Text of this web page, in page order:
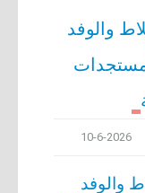
والوفد
10-6-2026